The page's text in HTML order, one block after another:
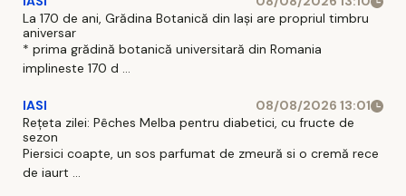
La 170 de ani, Grădina Botanică din Iași are propriul timbru
aniversar
* prima grădină botanică universitară din Romania
implineste 170 d ...
IASI
08/08/2026 13:01
Rețeta zilei: Pêches Melba pentru diabetici, cu fructe de
sezon
Piersici coapte, un sos parfumat de zmeură si o cremă rece
de iaurt ...